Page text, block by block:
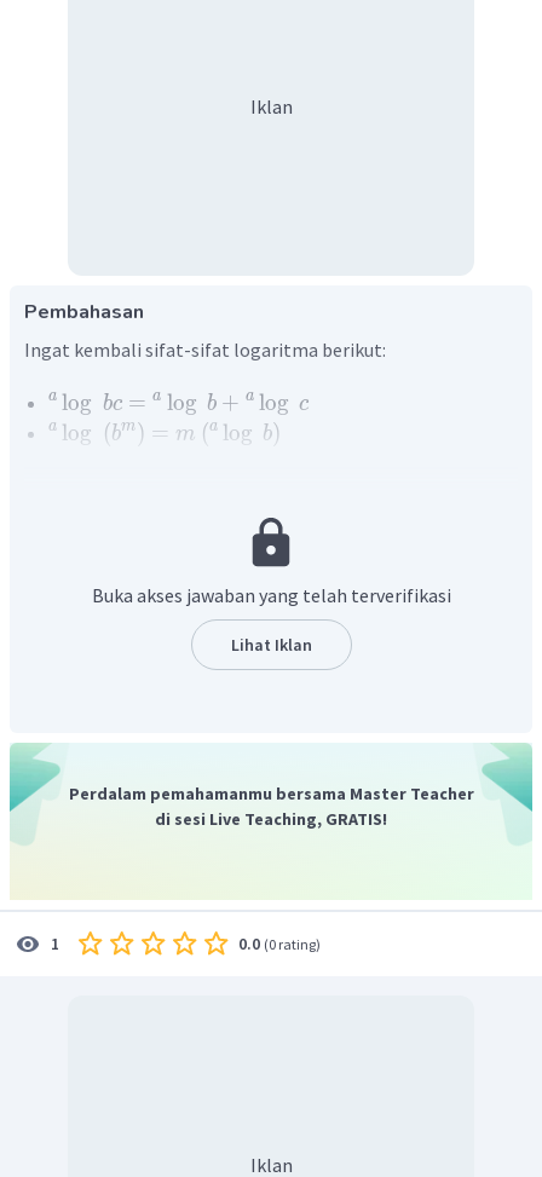
Iklan
Pembahasan
Ingat kembali sifat-sifat logaritma berikut:
a log bc = a log b + a log c
a log (bm) = m (a log b)
=
=
=
g (
log 64
log 26
6⋅ log 2 +2⋅log 3
6(0,301)+
1,806+
954
Oleh karena itu, jawaban yang benar adalah C.
Buka akses jawaban yang telah terverifikasi
Lihat Iklan
Perdalam pemahamanmu bersama Master Teacher
di sesi Live Teaching, GRATIS!
1 0.0 (0 rating)
Iklan